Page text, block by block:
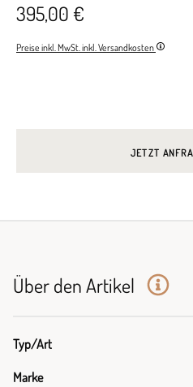
395,00 €
Preise inkl. MwSt. inkl. Versandkosten
JETZT
Über den Artikel
Typ/Art
Marke